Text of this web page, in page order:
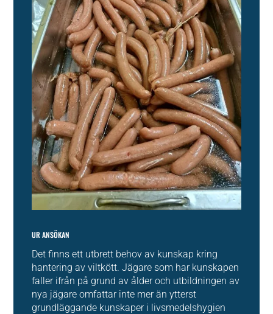
UR ANSÖKAN
Det finns ett utbrett behov av kunskap kring
hantering av viltkött. Jägare som har kunskapen
faller ifrån på grund av ålder och utbildningen av
nya jägare omfattar inte mer än ytterst
grundläggande kunskaper i livsmedelshygien